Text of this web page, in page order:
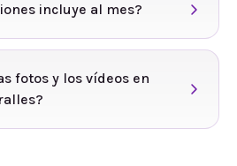
incluye al mes?
fotos y los vídeos en